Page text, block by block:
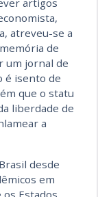
artigos
atreveu-se a
de
um jornal de
é isento de
que o statu
liberdade de
a
desde
em